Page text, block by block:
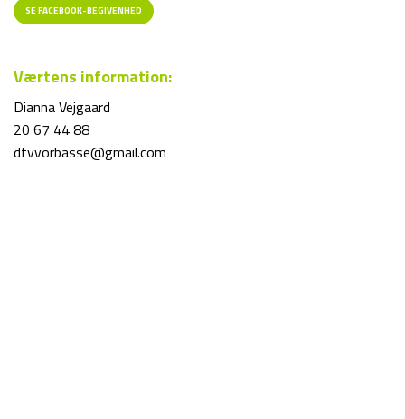
SE FACEBOOK-BEGIVENHED
Værtens information:
Dianna Vejgaard
20 67 44 88
dfvvorbasse@gmail.com